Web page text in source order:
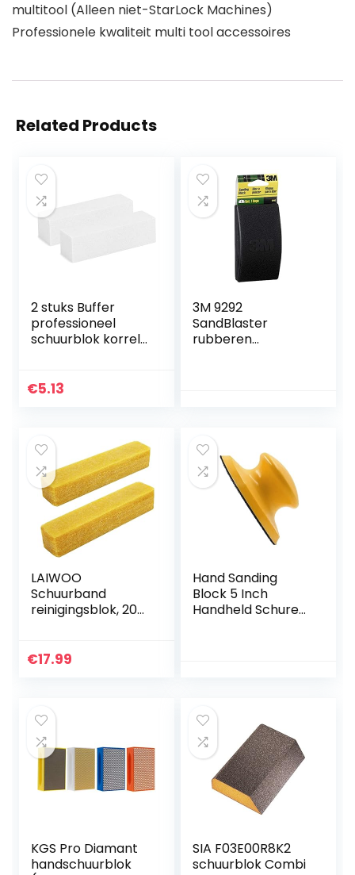
multitool (Alleen niet-StarLock Machines)
Professionele kwaliteit multi tool accessoires
Related Products
2 stuks Buffer
professioneel
schuurblok korrel
€5.13
3M 9292
SandBlaster
rubberen
LAIWOO
Schuurband
reinigingsblok, 200
reinigingsblok
schuurschijven
€17.99
Hand Sanding
Block 5 Inch
Handheld Schuren
KGS Pro Diamant
handschuurblok
SIA F03E00R8K2
schuurblok Combi